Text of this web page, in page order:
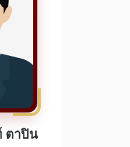
ตาปิน